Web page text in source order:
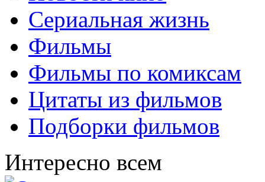
Сериальная жизнь
Фильмы
Фильмы по комиксам
Цитаты из фильмов
Подборки фильмов
Интересно всем